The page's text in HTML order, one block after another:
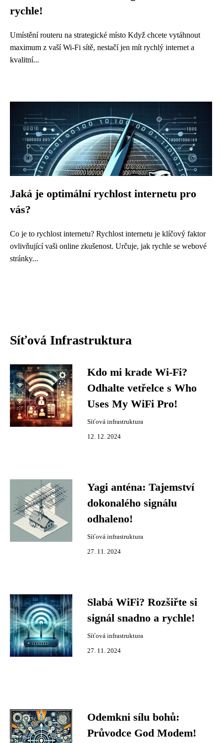
rychle!
Umístění routeru na strategické místo Když chcete vytáhnout
maximum z vaší Wi-Fi sítě, nestačí jen mít rychlý internet a
kvalitní...
Jaká je optimální rychlost internetu pro
vás?
Co je to rychlost internetu? Rychlost internetu je klíčový faktor
ovlivňující vaši online zkušenost. Určuje, jak rychle se webové
stránky...
Síťová Infrastruktura
Kdo mi krade Wi-Fi?
Odhalte vetřelce s Who
Uses My WiFi Pro!
Síťová infrastruktura
12. 12. 2024
Yagi anténa: Tajemství
dokonalého signálu
odhaleno!
Síťová infrastruktura
27. 11. 2024
Slabá WiFi? Rozšiřte si
signál snadno a rychle!
Síťová infrastruktura
27. 11. 2024
Odemkni sílu bohů:
Průvodce God Modem!